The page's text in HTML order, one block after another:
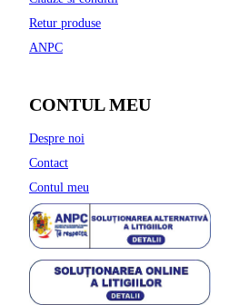
Retur produse
ANPC
CONTUL MEU
Despre noi
Contact
Contul meu